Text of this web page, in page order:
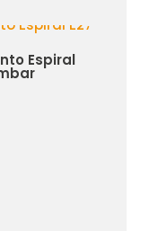
Espiral